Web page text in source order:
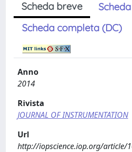
Scheda breve
Scheda completa (DC)
Anno
2014
Rivista
JOURNAL OF INSTRUMENTATION
Url
http://iopscience.iop.org/article/